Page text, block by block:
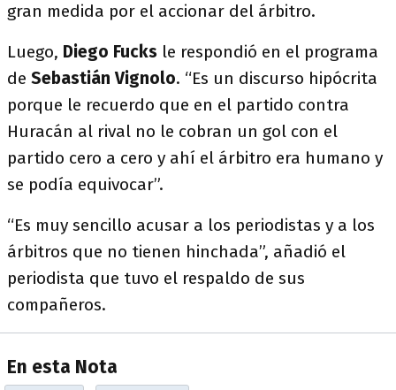
gran medida por el accionar del árbitro.
Luego, Diego Fucks le respondió en el programa
de Sebastián Vignolo. “Es un discurso hipócrita
porque le recuerdo que en el partido contra
Huracán al rival no le cobran un gol con el
partido cero a cero y ahí el árbitro era humano y
se podía equivocar”.
“Es muy sencillo acusar a los periodistas y a los
árbitros que no tienen hinchada”, añadió el
periodista que tuvo el respaldo de sus
compañeros.
En esta Nota